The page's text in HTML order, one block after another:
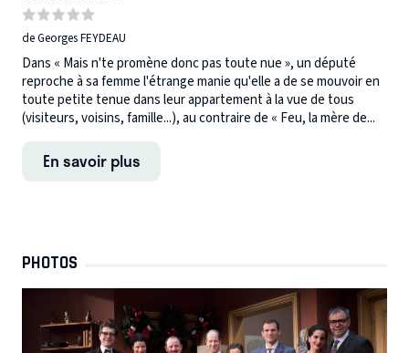
de Georges FEYDEAU
Dans « Mais n'te promène donc pas toute nue », un député
reproche à sa femme l'étrange manie qu'elle a de se mouvoir en
toute petite tenue dans leur appartement à la vue de tous
(visiteurs, voisins, famille...), au contraire de « Feu, la mère de...
En savoir plus
PHOTOS